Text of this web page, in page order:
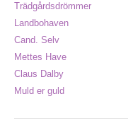
Trädgårdsdrömmer
Landbohaven
Cand. Selv
Mettes Have
Claus Dalby
Muld er guld